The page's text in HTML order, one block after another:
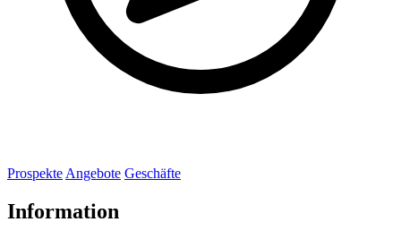
Prospekte Angebote Geschäfte
Information